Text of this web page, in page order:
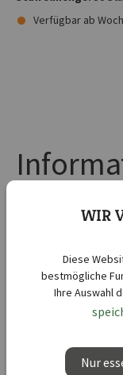
Verfügbar ab
Kurzbezeichnung :
Lieferbar ab KW :
Botanische
WIR
Diese
bestmögliche
Ihre Auswahl
Nur